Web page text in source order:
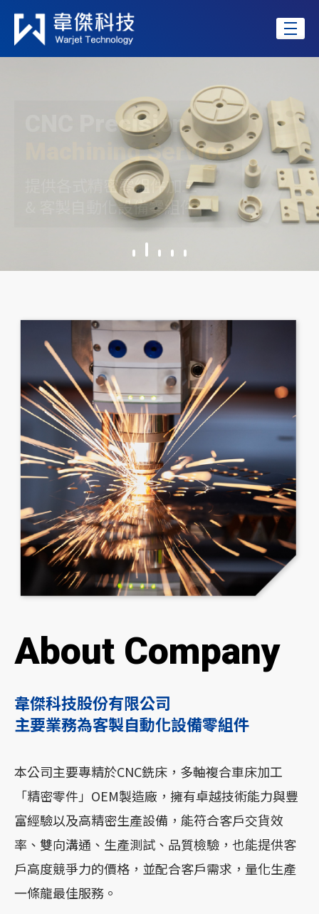
銑
床
，
多
軸
複
合
車
床
工
「
零
件
」
O
M
製
造
廠
CNC Precision
Machining Service
提供各式精密零組件加工
& 客製自動化設備零組件
CNC Precision
Machining Service
提供各式精密零組件加工
& 客製自動化設備零組件
CNC Precision
Machining Service
提供各式精密零組件加工
& 客製自動化設備零組件
CNC Precision
Machining Service
提供各式精密零組件加工
& 客製自動化設備零組件
CNC Precision
Machining Service
提供各式精密零組件加工
& 客製自動化設備零組件
About Company
韋傑科技股份有限公司
主要業務為客製自動化設備零組件
本公司主要專精於CNC銑床，多軸複合車床加工
「精密零件」OEM製造廠，擁有卓越技術能力與豐
富經驗以及高精密生產設備，能符合客戶交貨效
率、雙向溝通、生產測試、品質檢驗，也能提供客
戶高度競爭力的價格，並配合客戶需求，量化生產
一條龍最佳服務。